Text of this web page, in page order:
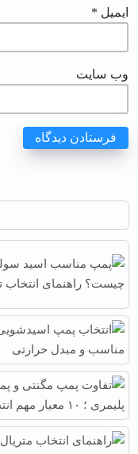
ایمیل *
وب‌ سایت